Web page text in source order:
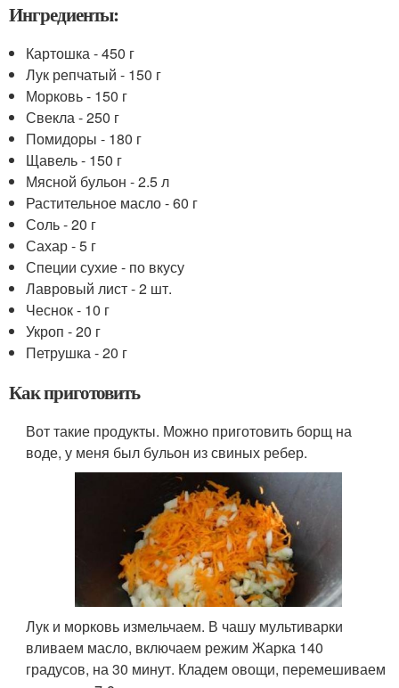
Ингредиенты:
Картошка - 450 г
Лук репчатый - 150 г
Морковь - 150 г
Свекла - 250 г
Помидоры - 180 г
Щавель - 150 г
Мясной бульон - 2.5 л
Растительное масло - 60 г
Соль - 20 г
Сахар - 5 г
Специи сухие - по вкусу
Лавровый лист - 2 шт.
Чеснок - 10 г
Укроп - 20 г
Петрушка - 20 г
Как приготовить
Вот такие продукты. Можно приготовить борщ на
воде, у меня был бульон из свиных ребер.
Лук и морковь измельчаем. В чашу мультиварки
вливаем масло, включаем режим Жарка 140
градусов, на 30 минут. Кладем овощи, перемешиваем